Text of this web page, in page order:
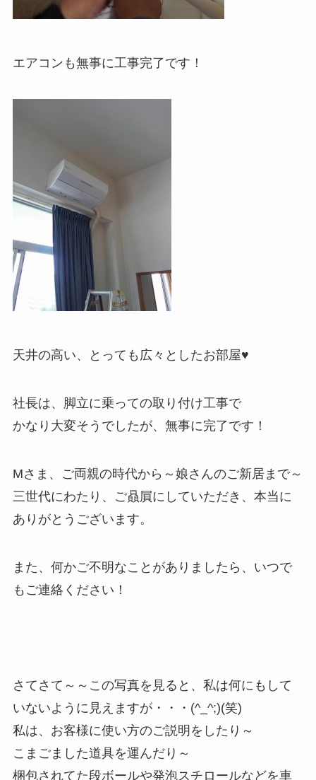
エアコンも無事に工事完了です！
天井の高い、とっても広々としたお部屋♥
社長は、脚立に乗っての取り付け工事で
かなり大変そうでしたが、無事に完了です！
Mさま、ご両親の時代から～娘さんのご新居まで～
三世代にわたり、ご贔屓にしていただき、本当に
ありがとうございます。
また、何かご不明なことがありましたら、いつで
もご連絡ください！
さてさて～～この写真を見ると、私は何にもして
いないように見えますが・・・(^_^;)(笑)
私は、お客様に使い方のご説明をしたり～
こまごました道具を運んだり～
梱包されてた段ボールや発泡スチロールなどを車